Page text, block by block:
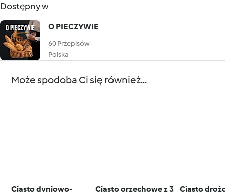
Dostępny w
O PIECZYWIE
60 Przepisów
Polska
Może spodoba Ci się również...
Ciasto dyniowo- Ciasto orzechowe z 3 Ciasto